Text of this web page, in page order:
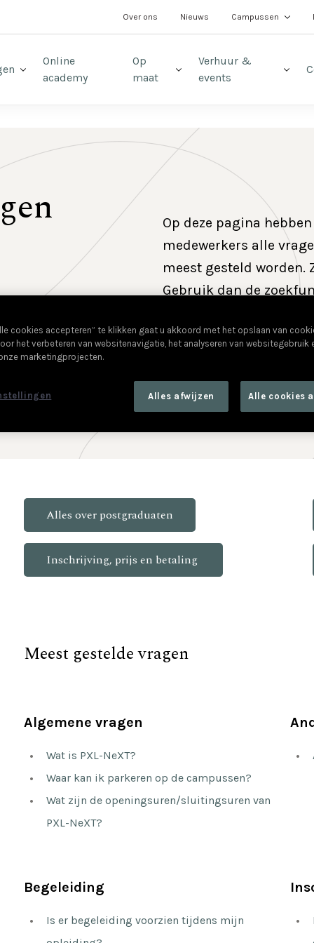
Over ons Nieuws Campussen
Online
academy
Op
maat
Verhuur &
events
Op deze pagina
medewerkers alle
meest gesteld worden.
Gebruik dan de
telefonisch bereiken
mail opinfo@pxl-
Alles over postgraduaten
Inschrijving, prijs en betaling
Meest gestelde vragen
Algemene vragen
Wat is PXL-NeXT?
Waar kan ik parkeren op de campussen?
Wat zijn de openingsuren/sluitingsuren van
PXL-NeXT?
Begeleiding
Is er begeleiding voorzien tijdens mijn
cookies accepteren” te klikken gaat u akkoord met het opslaan van
het verbeteren van websitenavigatie, het analyseren van websitegebruik
marketingprojecten.
Alles afwijzen Alle cookies